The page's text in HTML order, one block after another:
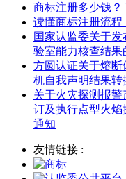
商标注册多少钱？
读懂商标注册流程
国家认监委关于
验室能力核查结果
方圆认证关于熔
机自我声明结果转
关于火灾探测报
订及执行点型火
通知
友情链接 :